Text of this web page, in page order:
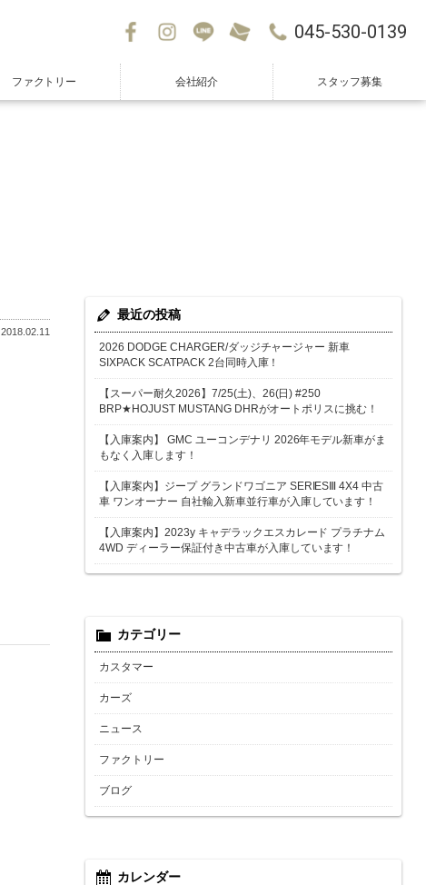
045-530-0139
ファクトリー 会社紹介 スタッフ募集
2018.02.11
最近の投稿
2026 DODGE CHARGER/ダッジチャージャー 新車
SIXPACK SCATPACK 2台同時入庫！
【スーパー耐久2026】7/25(土)、26(日) #250
BRP★HOJUST MUSTANG DHRがオートポリスに挑む！
【入庫案内】 GMC ユーコンデナリ 2026年モデル新車がま
もなく入庫します！
【入庫案内】ジープ グランドワゴニア SERIESⅢ 4X4 中古
車 ワンオーナー 自社輸入新車並行車が入庫しています！
【入庫案内】2023y キャデラックエスカレード プラチナム
4WD ディーラー保証付き中古車が入庫しています！
カテゴリー
カスタマー
カーズ
ニュース
ファクトリー
ブログ
カレンダー